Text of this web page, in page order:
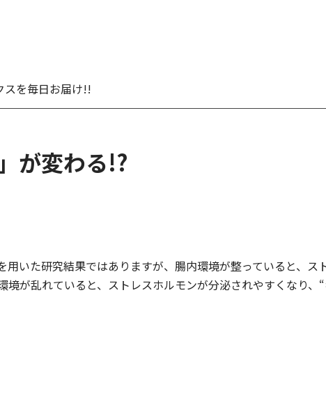
スを毎日お届け!!
が変わる!?
いた研究結果ではありますが、腸内環境が整っていると、
が乱れていると、ストレスホルモンが分泌されやすくなり、